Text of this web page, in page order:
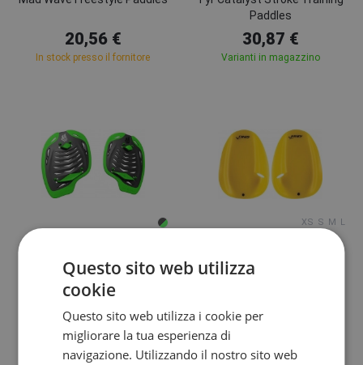
20,56 €
In stock presso il fornitore
Paddles
30,87 €
Varianti in magazzino
Mad Wave Fusion Paddles
20,56 €
In stock presso il fornitore
XS S M L
28,81 €
Questo sito web utilizza
cookie
Questo sito web utilizza i cookie per
migliorare la tua esperienza di
navigazione. Utilizzando il nostro sito web